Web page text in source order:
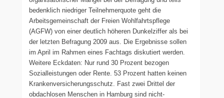
bedenklich niedriger Teilnehmerquote geht die
Arbeitsgemeinschaft der Freien Wohlfahrtspflege
(AGFW) von einer deutlich höheren Dunkelziffer als bei
der letzten Befragung 2009 aus. Die Ergebnisse sollen
im April im Rahmen eines Fachtags diskutiert werden.
Weitere Eckdaten: Nur rund 30 Prozent bezogen
Sozialleistungen oder Rente. 53 Prozent hatten keinen
Krankenversicherungsschutz. Fast zwei Drittel der
obdachlosen Menschen in Hamburg sind nicht-